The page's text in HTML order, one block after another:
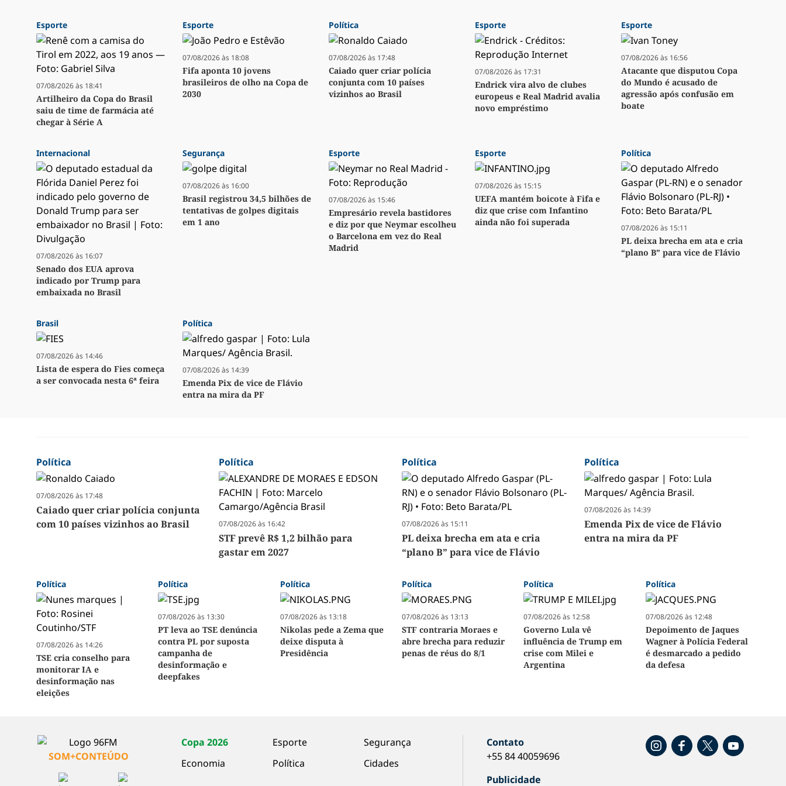
Esporte
07/08/2026 às 18:41
Artilheiro da Copa do Brasil
saiu de time de farmácia até
chegar à Série A
Esporte
07/08/2026 às 18:08
Fifa aponta 10 jovens
brasileiros de olho na Copa de
2030
Política
07/08/2026 às 17:48
Caiado quer criar polícia
conjunta com 10 países
vizinhos ao Brasil
Esporte
07/08/2026 às 17:31
Endrick vira alvo de clubes
europeus e Real Madrid avalia
novo empréstimo
Esporte
07/08/2026 às 16:56
Atacante que disputou Copa
do Mundo é acusado de
agressão após confusão em
boate
Internacional
07/08/2026 às 16:07
Senado dos EUA aprova
indicado por Trump para
embaixada no Brasil
Segurança
07/08/2026 às 16:00
Brasil registrou 34,5 bilhões de
tentativas de golpes digitais
em 1 ano
Esporte
07/08/2026 às 15:46
Empresário revela bastidores
e diz por que Neymar escolheu
o Barcelona em vez do Real
Madrid
Esporte
07/08/2026 às 15:15
UEFA mantém boicote à Fifa e
diz que crise com Infantino
ainda não foi superada
Política
07/08/2026 às 15:11
PL deixa brecha em ata e cria
“plano B” para vice de Flávio
Brasil
07/08/2026 às 14:46
Lista de espera do Fies começa
a ser convocada nesta 6ª feira
Política
07/08/2026 às 14:39
Emenda Pix de vice de Flávio
entra na mira da PF
Política
07/08/2026 às 17:48
Caiado quer criar polícia conjunta
com 10 países vizinhos ao Brasil
Política
07/08/2026 às 16:42
STF prevê R$ 1,2 bilhão para
gastar em 2027
Política
07/08/2026 às 15:11
PL deixa brecha em ata e cria
“plano B” para vice de Flávio
Política
07/08/2026 às 14:39
Emenda Pix de vice de Flávio
entra na mira da PF
Política
07/08/2026 às 14:26
TSE cria conselho para
monitorar IA e
desinformação nas
eleições
Política
07/08/2026 às 13:30
PT leva ao TSE denúncia
contra PL por suposta
campanha de
desinformação e
deepfakes
Política
07/08/2026 às 13:18
Nikolas pede a Zema que
deixe disputa à
Presidência
Política
07/08/2026 às 13:13
STF contraria Moraes e
abre brecha para reduzir
penas de réus do 8/1
Política
07/08/2026 às 12:58
Governo Lula vê
influência de Trump em
crise com Milei e
Argentina
Política
07/08/2026 às 12:48
Depoimento de Jaques
Wagner à Polícia Federal
é desmarcado a pedido
da defesa
SOM+CONTEÚDO
Copa 2026
Economia
Esporte
Política
Segurança
Cidades
Contato
+55 84 40059696
Publicidade